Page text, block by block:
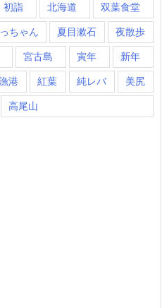
初詣 北海道 双葉食堂
ちゃん 夏目漱石 夜散歩
宮古島 寅年 新年
港 紅葉 純レバ 美尻
高尾山